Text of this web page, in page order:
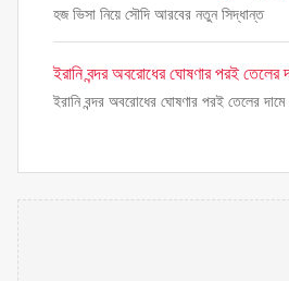
হজ ভিসা নিয়ে সৌদি আরবের নতুন সিদ্ধান্ত
ইরানি বন্দর অবরোধের ঘোষণার পরই তেলের
ইরানি বন্দর অবরোধের ঘোষণার পরই তেলের